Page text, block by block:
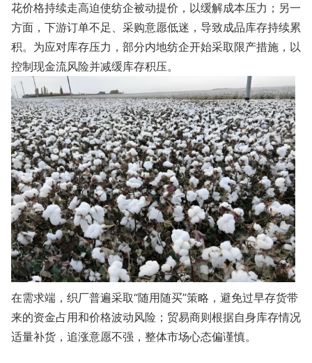
花价格持续走高迫使纺企被动提价，以缓解成本压力；另一
方面，下游订单不足、采购意愿低迷，导致成品库存持续累
积。为应对库存压力，部分内地纺企开始采取限产措施，以
控制现金流风险并减缓库存积压。
在需求端，织厂普遍采取“随用随买”策略，避免过早存货带
来的资金占用和价格波动风险；贸易商则根据自身库存情况
适量补货，追涨意愿不强，整体市场心态偏谨慎。